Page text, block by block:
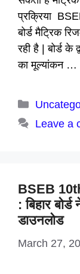
प्रक्रिया
बोर्ड मैट्रिक
रही है | बोर्ड के
का मूल्यांकन …
Leave a
BSEB
: बिहार
डाउनलोड
March 27,